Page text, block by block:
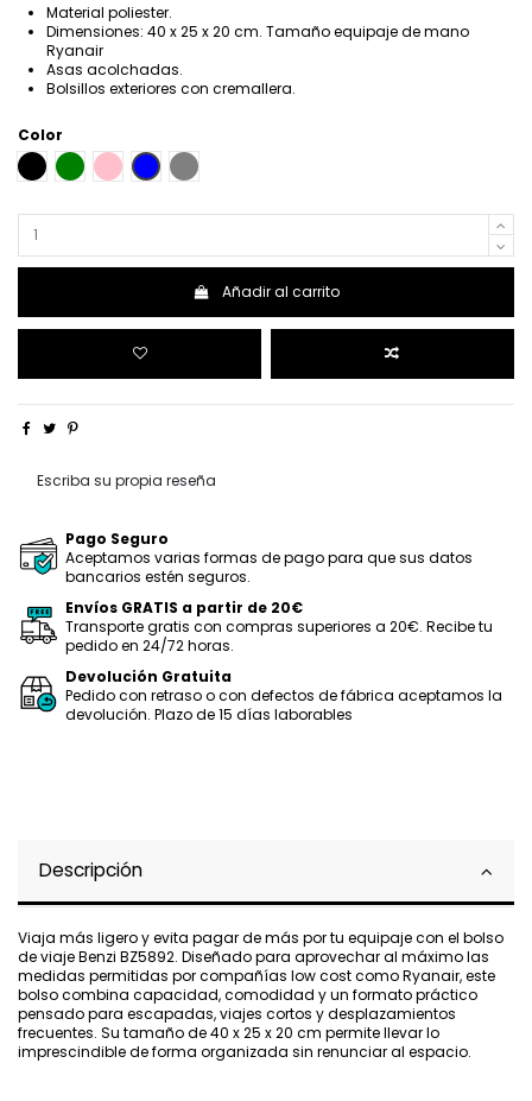
Material poliester.
Dimensiones: 40 x 25 x 20 cm. Tamaño equipaje de mano
Ryanair
Asas acolchadas.
Bolsillos exteriores con cremallera.
Color
NEGRO VERDE ROSA AZUL GRIS
Añadir al carrito
Escriba su propia reseña
Pago Seguro
Aceptamos varias formas de pago para que sus datos
bancarios estén seguros.
Envíos GRATIS a partir de 20€
Transporte gratis con compras superiores a 20€. Recibe tu
pedido en 24/72 horas.
Devolución Gratuita
Pedido con retraso o con defectos de fábrica aceptamos la
devolución. Plazo de 15 días laborables
Descripción
Viaja más ligero y evita pagar de más por tu equipaje con el bolso
de viaje Benzi BZ5892. Diseñado para aprovechar al máximo las
medidas permitidas por compañías low cost como Ryanair, este
bolso combina capacidad, comodidad y un formato práctico
pensado para escapadas, viajes cortos y desplazamientos
frecuentes. Su tamaño de 40 x 25 x 20 cm permite llevar lo
imprescindible de forma organizada sin renunciar al espacio.